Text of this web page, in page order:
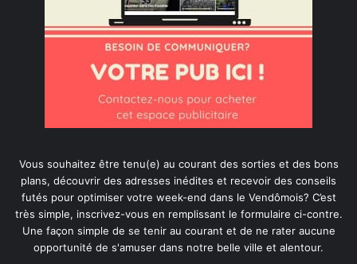
Vous souhaitez être tenu(e) au courant des sorties et des bons
plans, découvrir des adresses inédites et recevoir des conseils
futés pour optimiser votre week-end dans le Vendômois? C’est
très simple, inscrivez-vous en remplissant le formulaire ci-contre.
Une façon simple de se tenir au courant et de ne rater aucune
opportunité de s'amuser dans notre belle ville et alentour.